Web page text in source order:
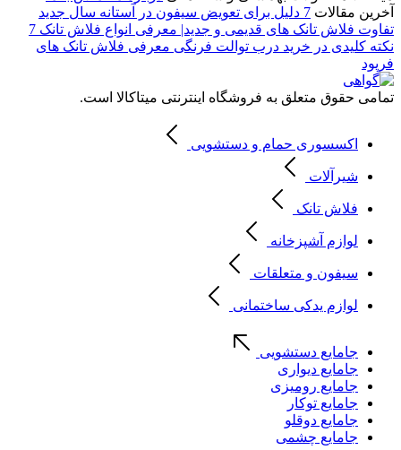
آخرین مقالات 7 دلیل برای تعویض سیفون در آستانه سال جدید
تفاوت فلاش تانک های قدیمی و جدید| معرفی انواع فلاش تانک 7
نکته کلیدی در خرید درب توالت فرنگی معرفی فلاش تانک های
فرپود
تمامی حقوق متعلق به فروشگاه اینترنتی میتاکالا است.
اکسسوری حمام و دستشویی
شیرآلات
فلاش تانک
لوازم آشپزخانه
سیفون و متعلقات
لوازم یدکی ساختمانی
جامایع دستشویی
جامایع دیواری
جامایع رومیزی
جامایع توکار
جامایع دوقلو
جامایع چشمی